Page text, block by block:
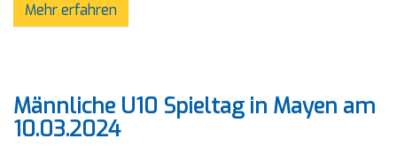
Mehr erfahren
Männliche U10 Spieltag in Mayen am
10.03.2024